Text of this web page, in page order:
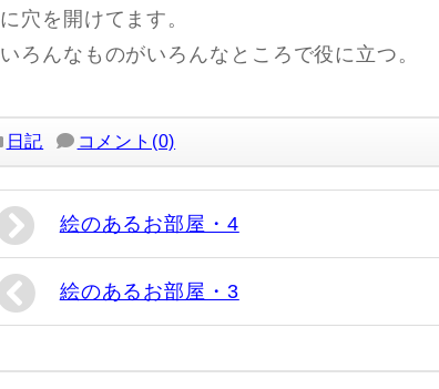
に穴を開けてます。
いろんなものがいろんなところで役に立つ。
日記 コメント(0)
絵のあるお部屋・4
絵のあるお部屋・3